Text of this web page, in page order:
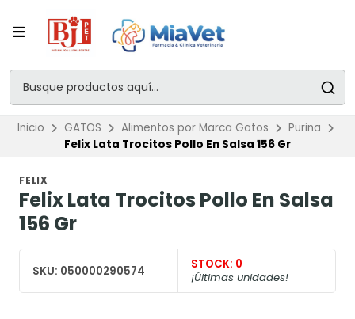
Inicio GATOS Alimentos por Marca Gatos
Purina
Felix Lata Trocitos Pollo En Salsa 156 Gr
FELIX
Felix Lata Trocitos Pollo En Salsa
156 Gr
SKU: 050000290574 STOCK: 0
¡Últimas unidades!